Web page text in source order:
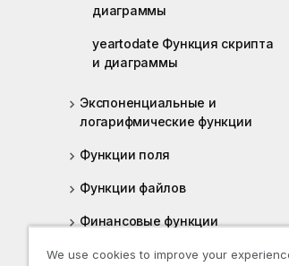
диаграммы
yeartodate Функция скрипта
и диаграммы
Экспоненциальные и
логарифмические функции
Функции поля
Функции файлов
Финансовые функции
Функции форматирования
We use cookies to improve your